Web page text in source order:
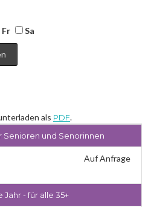
Fr Sa
als PDF.
Senioren und Senorinnen
Auf Anfrage
Jahr - für alle 35+